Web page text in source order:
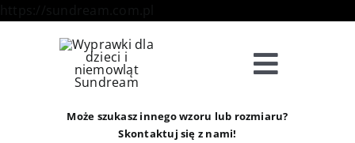
Toggle
Sklep
Może szukasz innego wzoru lub rozmiaru?
Skontaktuj się z nami!